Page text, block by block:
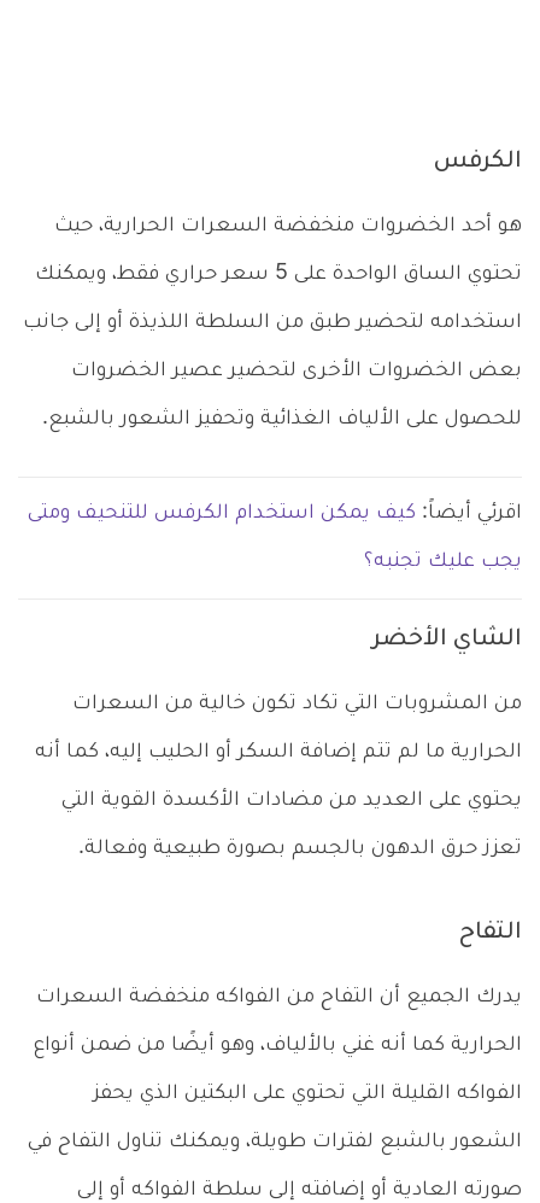
الكرفس
هو أحد الخضروات منخفضة السعرات الحرارية، حيث
تحتوي الساق الواحدة على 5 سعر حراري فقط، ويمكنك
استخدامه لتحضير طبق من السلطة اللذيذة أو إلى جانب
بعض الخضروات الأخرى لتحضير عصير الخضروات
للحصول على الألياف الغذائية وتحفيز الشعور بالشبع.
اقرئي أيضاً: كيف يمكن استخدام الكرفس للتنحيف ومتى
يجب عليك تجنبه؟
الشاي الأخضر
من المشروبات التي تكاد تكون خالية من السعرات
الحرارية ما لم تتم إضافة السكر أو الحليب إليه، كما أنه
يحتوي على العديد من مضادات الأكسدة القوية التي
تعزز حرق الدهون بالجسم بصورة طبيعية وفعالة.
التفاح
يدرك الجميع أن التفاح من الفواكه منخفضة السعرات
الحرارية كما أنه غني بالألياف، وهو أيضًا من ضمن أنواع
الفواكه القليلة التي تحتوي على البكتين الذي يحفز
الشعور بالشبع لفترات طويلة، ويمكنك تناول التفاح في
صورته العادية أو إضافته إلى سلطة الفواكه أو إلى